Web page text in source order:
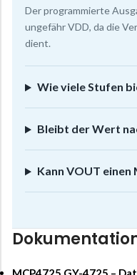
Der programmierte
ungefähr VDD, da die
dient.
Wie viele Stufen
Bleibt der Wert
Kann VOUT